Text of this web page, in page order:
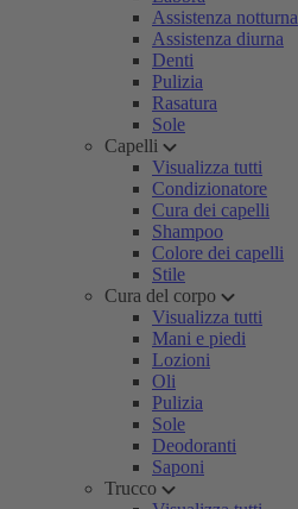
Assistenza notturna
Assistenza diurna
Denti
Pulizia
Rasatura
Sole
Capelli
Visualizza tutti
Condizionatore
Cura dei capelli
Shampoo
Colore dei capelli
Stile
Cura del corpo
Visualizza tutti
Mani e piedi
Lozioni
Oli
Pulizia
Sole
Deodoranti
Saponi
Trucco